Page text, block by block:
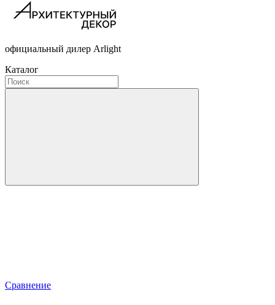
официальный дилер Arlight
Каталог
Сравнение